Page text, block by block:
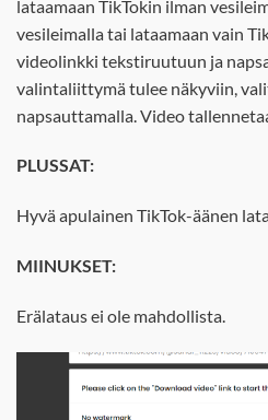
lataamaan TikTokin ilman
vesileimalla tai lataamaan vain
videolinkki tekstiruutuun ja
valintaliittymä tulee näkyviin,
napsauttamalla. Video
PLUSSAT:
Hyvä apulainen TikTok-äänen
MIINUKSET:
Erälataus ei ole mahdollista.